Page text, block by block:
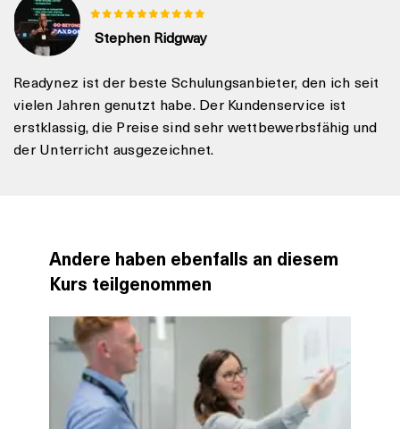
Stephen Ridgway
Readynez ist der beste Schulungsanbieter, den ich seit
vielen Jahren genutzt habe. Der Kundenservice ist
erstklassig, die Preise sind sehr wettbewerbsfähig und
der Unterricht ausgezeichnet.
Andere haben ebenfalls an diesem
Kurs teilgenommen